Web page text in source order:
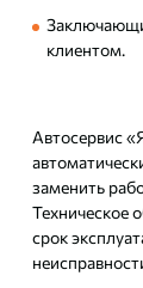
клиентом.
Автосервис
заменить
Техническое
срок